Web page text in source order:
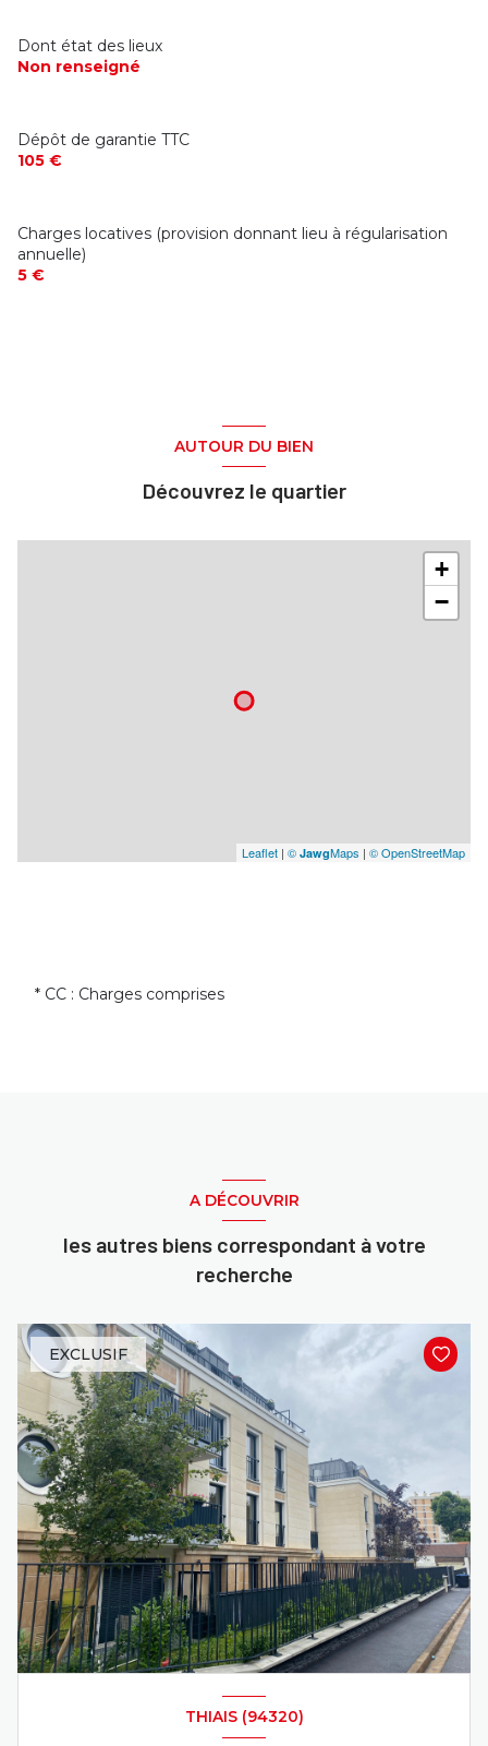
Dont état des lieux
Non renseigné
Dépôt de garantie TTC
105 €
Charges locatives (provision donnant lieu à régularisation
annuelle)
5 €
AUTOUR DU BIEN
Découvrez le quartier
+
−
Leaflet | © JawgMaps | © OpenStreetMap
* CC : Charges comprises
A DÉCOUVRIR
les autres biens correspondant à votre
recherche
EXCLUSIF
THIAIS (94320)